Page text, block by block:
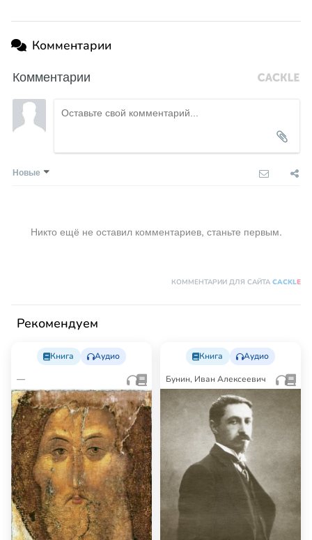
Комментарии
Комментарии
Новые
Никто ещё не оставил комментариев, станьте первым.
КОММЕНТАРИИ ДЛЯ САЙТА CACKLE
Рекомендуем
Книга Аудио
—
Книга Аудио
Бунин, Иван Алексеевич